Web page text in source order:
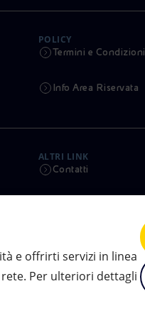
POLICY
Termini e Condizioni
Info Area Riservata
ALTRI LINK
Contatti
eniSpace
e offrirti servizi in linea
Per ulteriori dettagli